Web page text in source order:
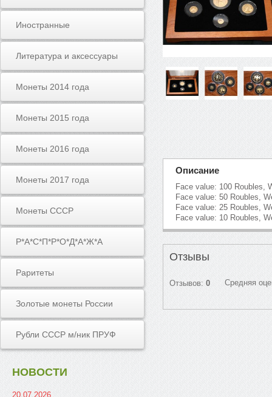
Иностранные
Литература и аксессуары
Монеты 2014 года
Монеты 2015 года
Монеты 2016 года
Монеты 2017 года
Монеты СССР
Р*А*С*П*Р*О*Д*А*Ж*А
Раритеты
Золотые монеты России
Рубли СССР м/ник ПРУФ
НОВОСТИ
20.07.2026
Описание
Face value: 100 Roubles,
Face value: 50 Roubles,
Face value: 25 Roubles,
Face value: 10 Roubles,
Отзывы
Отзывов: 0 Средняя